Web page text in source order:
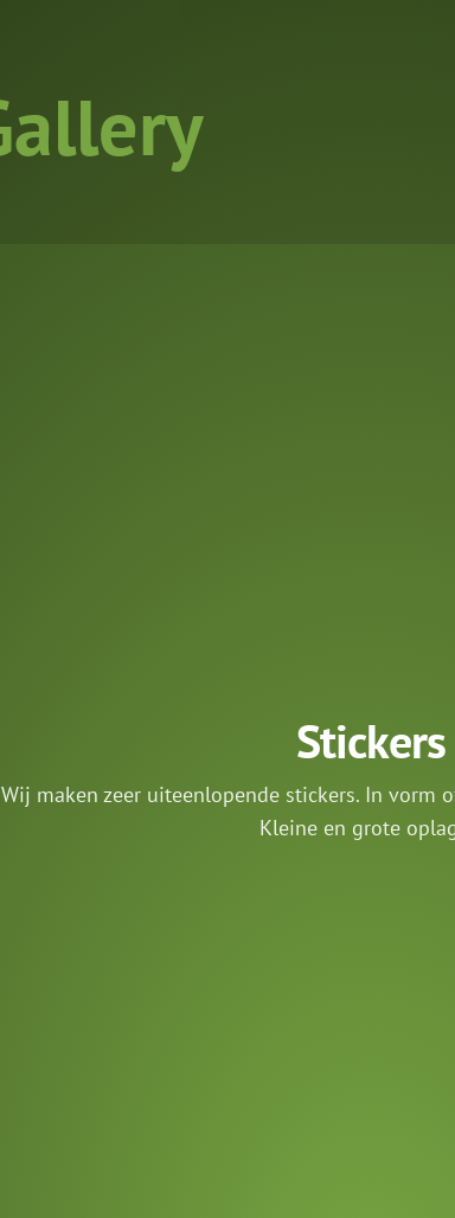
Stickers
Wij maken zeer uiteenlopende stickers. In vorm
Kleine en grote